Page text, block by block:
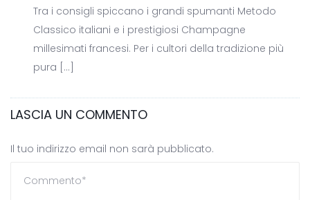
Tra i consigli spiccano i grandi spumanti Metodo
Classico italiani e i prestigiosi Champagne
millesimati francesi. Per i cultori della tradizione più
pura […]
LASCIA UN COMMENTO
Il tuo indirizzo email non sarà pubblicato.